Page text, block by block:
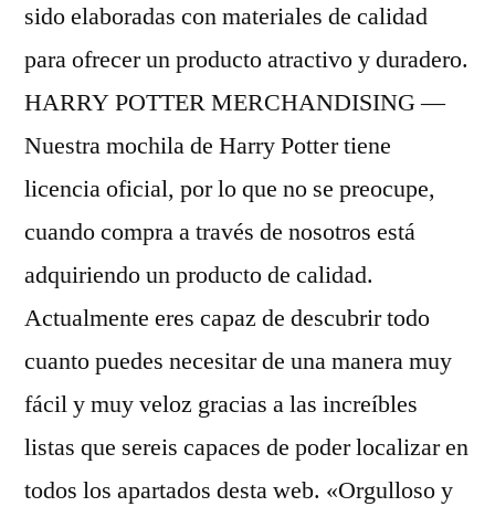
sido elaboradas con materiales de calidad
para ofrecer un producto atractivo y duradero.
HARRY POTTER MERCHANDISING —
Nuestra mochila de Harry Potter tiene
licencia oficial, por lo que no se preocupe,
cuando compra a través de nosotros está
adquiriendo un producto de calidad.
Actualmente eres capaz de descubrir todo
cuanto puedes necesitar de una manera muy
fácil y muy veloz gracias a las increíbles
listas que sereis capaces de poder localizar en
todos los apartados desta web. «Orgulloso y